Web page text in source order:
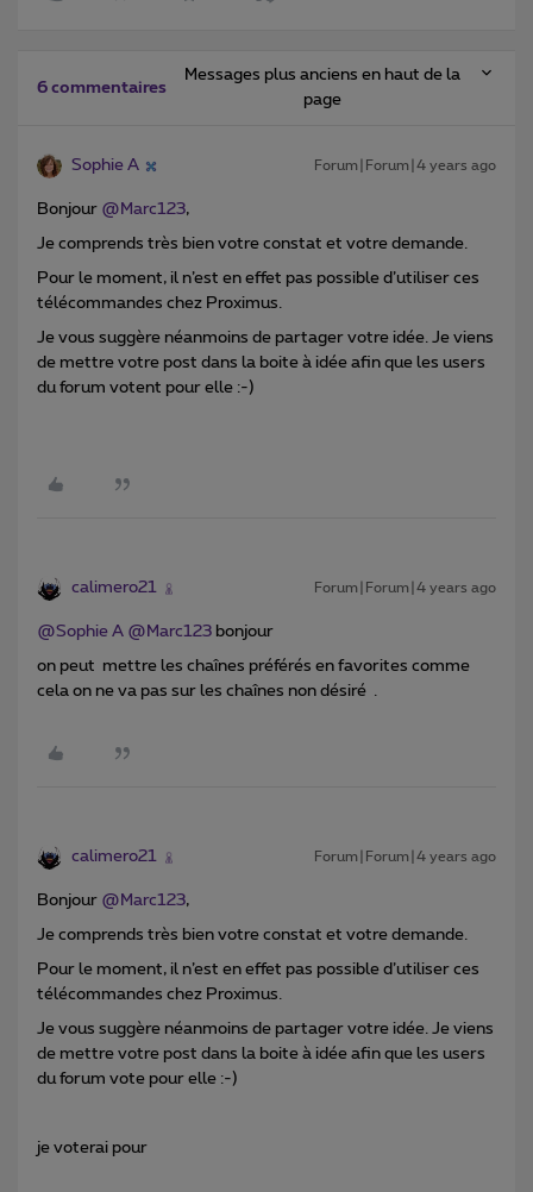
6 commentaires
Messages plus anciens en haut de la
page
Sophie A Forum|Forum|4 years ago
Bonjour @Marc123,
Je comprends très bien votre constat et votre demande.
Pour le moment, il n’est en effet pas possible d’utiliser ces
télécommandes chez Proximus.
Je vous suggère néanmoins de partager votre idée. Je viens
de mettre votre post dans la boite à idée afin que les users
du forum votent pour elle :-)
calimero21 Forum|Forum|4 years ago
@Sophie A @Marc123 bonjour
on peut mettre les chaînes préférés en favorites comme
cela on ne va pas sur les chaînes non désiré .
calimero21 Forum|Forum|4 years ago
Bonjour @Marc123,
Je comprends très bien votre constat et votre demande.
Pour le moment, il n’est en effet pas possible d’utiliser ces
télécommandes chez Proximus.
Je vous suggère néanmoins de partager votre idée. Je viens
de mettre votre post dans la boite à idée afin que les users
du forum vote pour elle :-)
je voterai pour